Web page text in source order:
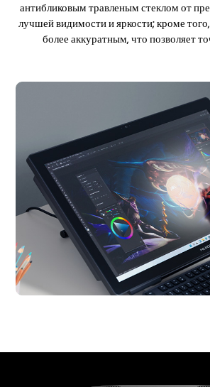
антибликовым травленым стеклом от
лучшей видимости и яркости; кроме
более аккуратным, что позволяет